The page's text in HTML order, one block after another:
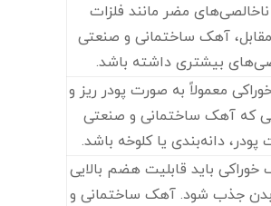
مضر مانند فلزات
آهک ساختمانی و صنعتی
بیشتری داشته باشد.
معمولاً به صورت پودر ریز و
که آهک ساختمانی و صنعتی
دانه‌بندی یا کلوخه باشد.
باید قابلیت هضم بالایی
بدن جذب شود. آهک ساختمانی و